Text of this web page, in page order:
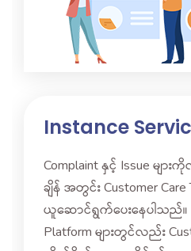
Instance
Complaint နှင့် Issue များ
ချိန် အတွင်း Customer
ယူဆောင်ရွက်ပေးနေပါသည်။
Platform များတွင်လည်း